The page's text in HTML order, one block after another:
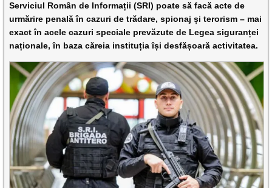
Serviciul Român de Informații (SRI) poate să facă acte de
urmărire penală în cazuri de trădare, spionaj și terorism – mai
exact în acele cazuri speciale prevăzute de Legea siguranței
naționale, în baza căreia instituția își desfășoară activitatea.